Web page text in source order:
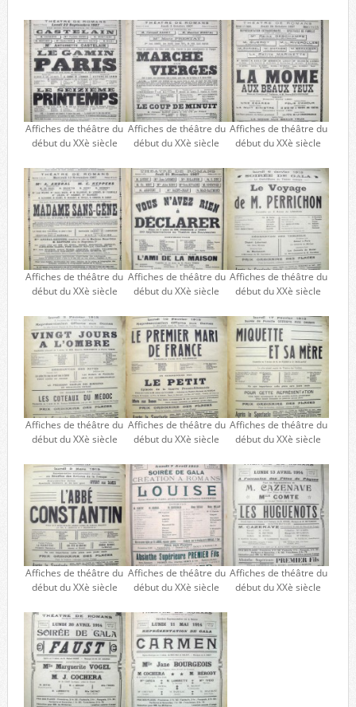
Affiches de théâtre du
début du XXè siècle
Affiches de théâtre du
début du XXè siècle
Affiches de théâtre du
début du XXè siècle
Affiches de théâtre du
début du XXè siècle
Affiches de théâtre du
début du XXè siècle
Affiches de théâtre du
début du XXè siècle
Affiches de théâtre du
début du XXè siècle
Affiches de théâtre du
début du XXè siècle
Affiches de théâtre du
début du XXè siècle
Affiches de théâtre du
début du XXè siècle
Affiches de théâtre du
début du XXè siècle
Affiches de théâtre du
début du XXè siècle